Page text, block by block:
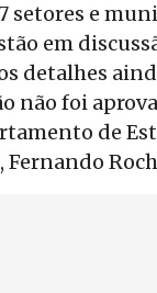
setores e
em
detalhes
não foi
de
Fernando